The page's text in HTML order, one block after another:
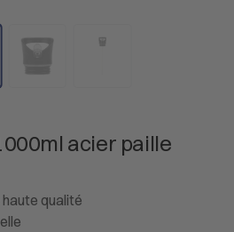
acier paille
qualité